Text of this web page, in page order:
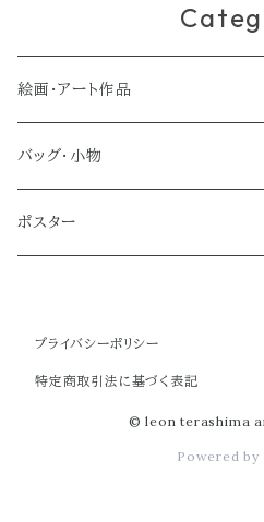
絵画・アート作品
大型作品
ノーマルサイズ（約Ａ２サイズ）
スモールサイズ
バッグ・小物
トートバッグ
ショルダーバッグ
ポスター
プライバシーポリシー
特定商取引法に基づく表記
© leon terashima
Powered by